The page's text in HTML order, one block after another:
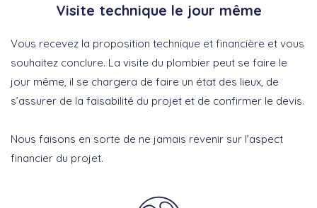
Visite technique le jour même
Vous recevez la proposition technique et financière et vous
souhaitez conclure. La visite du plombier peut se faire le
jour même, il se chargera de faire un état des lieux, de
s’assurer de la faisabilité du projet et de confirmer le devis.
Nous faisons en sorte de ne jamais revenir sur l’aspect
financier du projet.